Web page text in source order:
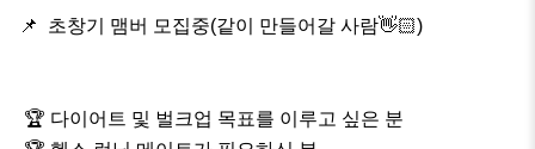
📌  초창기 맴버 모집중(같이 만들어갈 사람👋🏻)